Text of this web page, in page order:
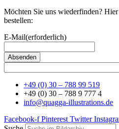
Möchten Sie uns wiederfinden?
bestellen:
E-Mail(erforderlich)
+49 (0) 30 – 788 99 519
+49 (0) 30 – 788 9 777 4
info@quagga-illustrations.de
Facebook-f Pinterest Twitter